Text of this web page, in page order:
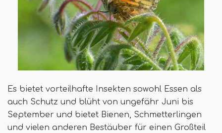
Es bietet vorteilhafte Insekten sowohl Essen als
auch Schutz und blüht von ungefähr Juni bis
September und bietet Bienen, Schmetterlingen
und vielen anderen Bestäuber für einen Großteil